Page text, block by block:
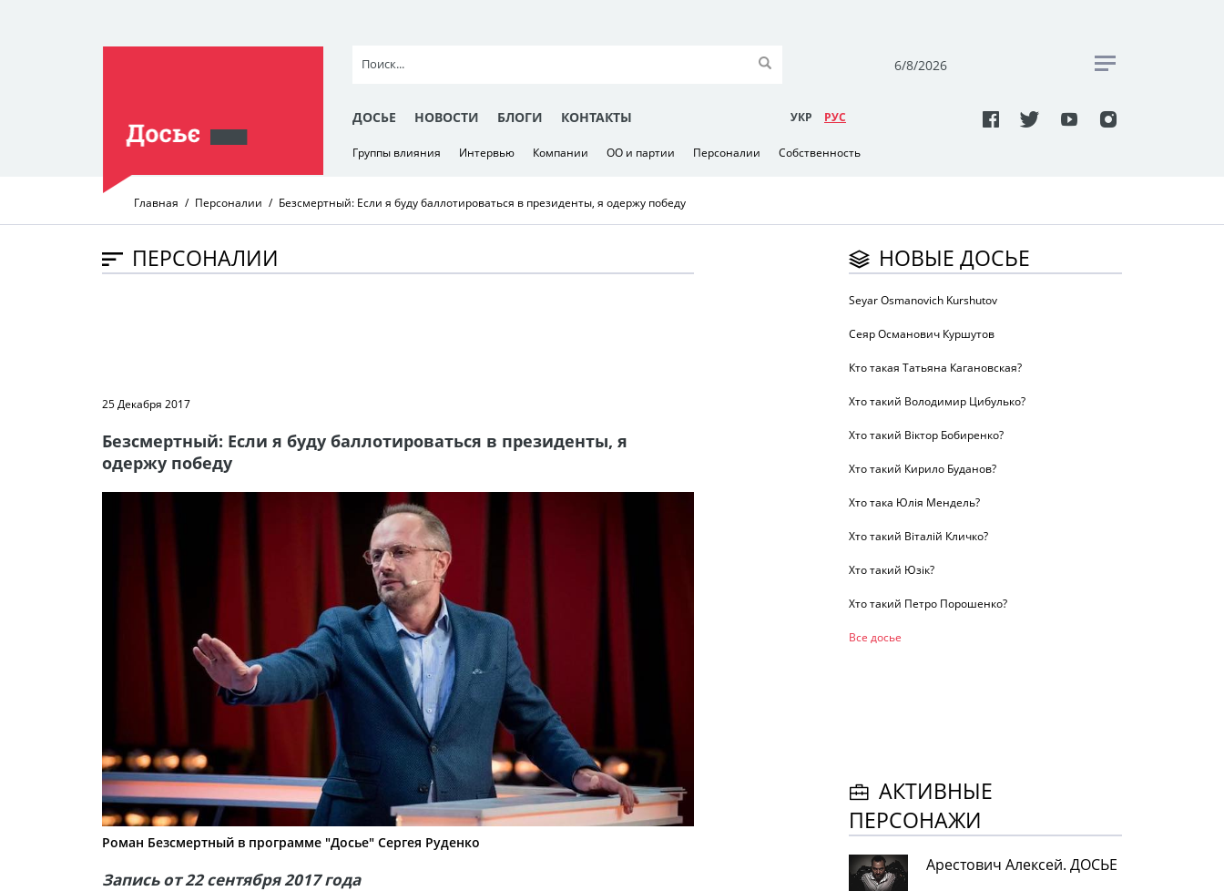
6/8/2026
ДОСЬЕ НОВОСТИ БЛОГИ КОНТАКТЫ УКР РУC
Группы влияния Интервью Компании ОО и партии Персоналии Собственность
Главная Персоналии Безсмертный: Если я буду баллотироваться в президенты, я одержу победу
ПЕРСОНАЛИИ
25 Декабря 2017
Безсмертный: Если я буду баллотироваться в президенты, я
одержу победу
Роман Безсмертный в программе "Досье" Сергея Руденко
Запись от 22 сентября 2017 года
НОВЫЕ ДОСЬЕ
Seyar Osmanovich Kurshutov
Сеяр Османович Куршутов
Кто такая Татьяна Кагановская?
Хто такий Володимир Цибулько?
Хто такий Віктор Бобиренко?
Хто такий Кирило Буданов?
Хто така Юлія Мендель?
Хто такий Віталій Кличко?
Хто такий Юзік?
Хто такий Петро Порошенко?
Все досье
АКТИВНЫЕ
ПЕРСОНАЖИ
Арестович Алексей. ДОСЬЕ